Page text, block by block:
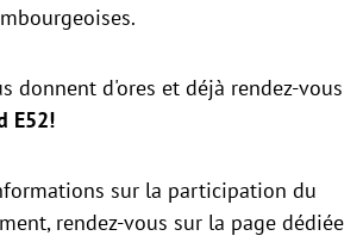
donnent d'ores et déjà rendez-vous
E52!
sur la participation du
rendez-vous sur la page dédiée